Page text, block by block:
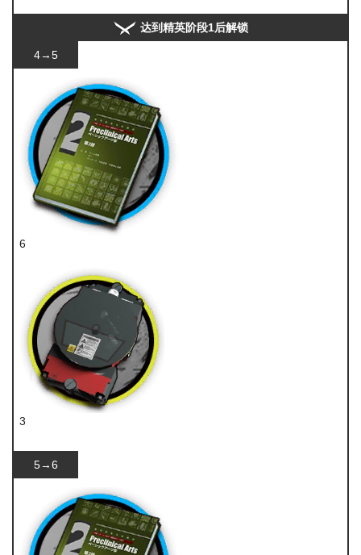
达到精英阶段1后解锁
4→5
6
3
5→6